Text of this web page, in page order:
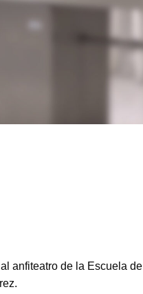
anfiteatro de la Escuela de